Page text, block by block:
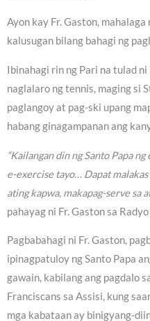
Ayon kay Fr. Gaston,
kalusugan bilang bahagi ng
Ibinahagi rin ng Pari na tulad
naglalaro ng tennis, maging si
paglangoy at pag-ski upang
habang ginagampanan ang
“Kailangan din ng Santo Papa
e-exercise tayo… Dapat
ating kapwa, makapag-serve sa
pahayag ni Fr. Gaston sa
Pagbabahagi ni Fr. Gaston,
ipinagpatuloy ng Santo Papa
gawain, kabilang ang pagdalo
Franciscans sa Assisi, kung
mga kabataan ay binigyang-